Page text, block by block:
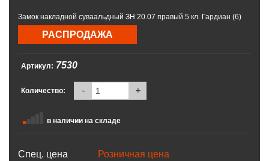
Замок накладной суваальдный ЗН 20.07 правый 5 кл. Гардиан (6)
РАСПРОДАЖА
Артикул: 7530
Количество: - +
в наличии на складе
Спец. цена Розничная цена